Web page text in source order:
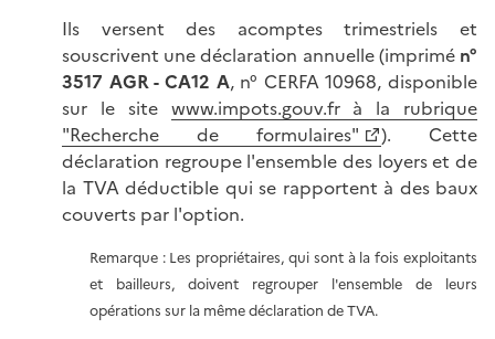
Ils versent des acomptes trimestriels et
souscrivent une déclaration annuelle (imprimé n°
3517 AGR - CA12 A, n° CERFA 10968, disponible
sur le site www.impots.gouv.fr à la rubrique
"Recherche de formulaires"
). Cette
déclaration regroupe l'ensemble des loyers et de
la TVA déductible qui se rapportent à des baux
couverts par l'option.
Remarque : Les propriétaires, qui sont à la fois exploitants
et bailleurs, doivent regrouper l'ensemble de leurs
opérations sur la même déclaration de TVA.